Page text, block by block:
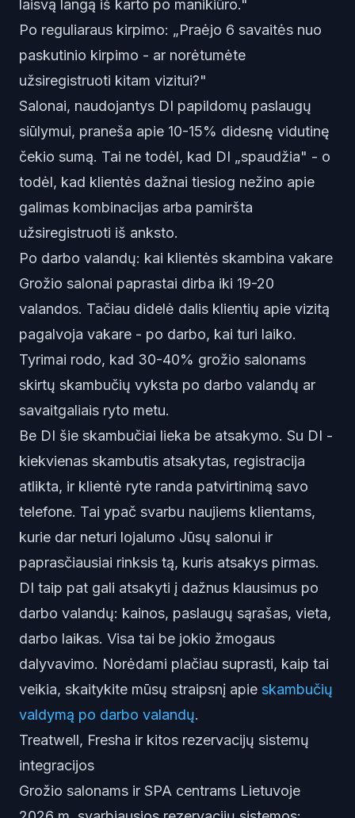
laisvą langą iš karto po manikiūro."
Po reguliaraus kirpimo: „Praėjo 6 savaitės nuo
paskutinio kirpimo - ar norėtumėte
užsiregistruoti kitam vizitui?"
Salonai, naudojantys DI papildomų paslaugų
siūlymui, praneša apie 10-15% didesnę vidutinę
čekio sumą. Tai ne todėl, kad DI „spaudžia" - o
todėl, kad klientės dažnai tiesiog nežino apie
galimas kombinacijas arba pamiršta
užsiregistruoti iš anksto.
Po darbo valandų: kai klientės skambina vakare
Grožio salonai paprastai dirba iki 19-20
valandos. Tačiau didelė dalis klientių apie vizitą
pagalvoja vakare - po darbo, kai turi laiko.
Tyrimai rodo, kad 30-40% grožio salonams
skirtų skambučių vyksta po darbo valandų ar
savaitgaliais ryto metu.
Be DI šie skambučiai lieka be atsakymo. Su DI -
kiekvienas skambutis atsakytas, registracija
atlikta, ir klientė ryte randa patvirtinimą savo
telefone. Tai ypač svarbu naujiems klientams,
kurie dar neturi lojalumo Jūsų salonui ir
paprasčiausiai rinksis tą, kuris atsakys pirmas.
DI taip pat gali atsakyti į dažnus klausimus po
darbo valandų: kainos, paslaugų sąrašas, vieta,
darbo laikas. Visa tai be jokio žmogaus
dalyvavimo. Norėdami plačiau suprasti, kaip tai
veikia, skaitykite mūsų straipsnį apie skambučių
valdymą po darbo valandų.
Treatwell, Fresha ir kitos rezervacijų sistemų
integracijos
Grožio salonams ir SPA centrams Lietuvoje